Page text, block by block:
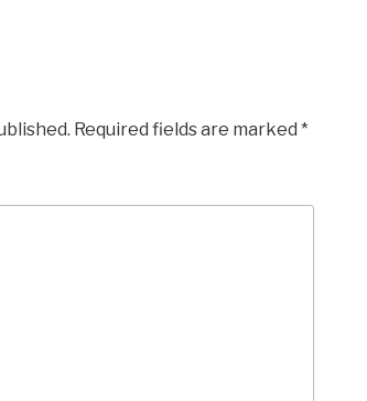
Required fields are marked *